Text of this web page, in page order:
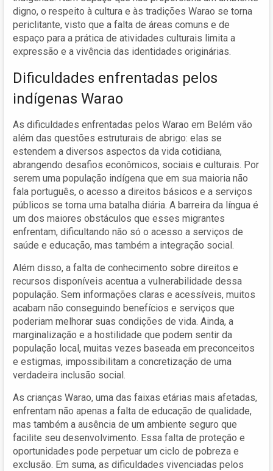
digno, o respeito à cultura e às tradições Warao se torna
periclitante, visto que a falta de áreas comuns e de
espaço para a prática de atividades culturais limita a
expressão e a vivência das identidades originárias.
Dificuldades enfrentadas pelos
indígenas Warao
As dificuldades enfrentadas pelos Warao em Belém vão
além das questões estruturais de abrigo: elas se
estendem a diversos aspectos da vida cotidiana,
abrangendo desafios econômicos, sociais e culturais. Por
serem uma população indígena que em sua maioria não
fala português, o acesso a direitos básicos e a serviços
públicos se torna uma batalha diária. A barreira da língua é
um dos maiores obstáculos que esses migrantes
enfrentam, dificultando não só o acesso a serviços de
saúde e educação, mas também a integração social.
Além disso, a falta de conhecimento sobre direitos e
recursos disponíveis acentua a vulnerabilidade dessa
população. Sem informações claras e acessíveis, muitos
acabam não conseguindo benefícios e serviços que
poderiam melhorar suas condições de vida. Ainda, a
marginalização e a hostilidade que podem sentir da
população local, muitas vezes baseada em preconceitos
e estigmas, impossibilitam a concretização de uma
verdadeira inclusão social.
As crianças Warao, uma das faixas etárias mais afetadas,
enfrentam não apenas a falta de educação de qualidade,
mas também a ausência de um ambiente seguro que
facilite seu desenvolvimento. Essa falta de proteção e
oportunidades pode perpetuar um ciclo de pobreza e
exclusão. Em suma, as dificuldades vivenciadas pelos